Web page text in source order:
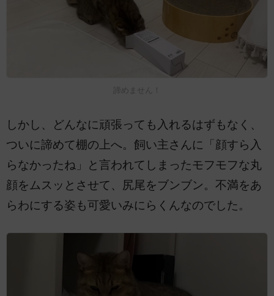
諦めません！
しかし、どんなに頑張っても入れるはずもなく、
ついに諦めて棚の上へ。飼い主さんに「顔すら入
らなかったね」と言われてしまったモフモフな丸
顔をムスッとさせて、尻尾をブンブン。不満をあ
らわにする姿も可愛いみにらくんなのでした。